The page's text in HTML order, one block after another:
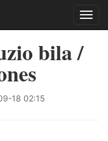
bila /
18 02:15